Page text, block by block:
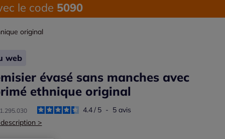
le code 5090
original
web
évasé sans manches avec
ethnique original
4.4/ 5 - 5avis
>